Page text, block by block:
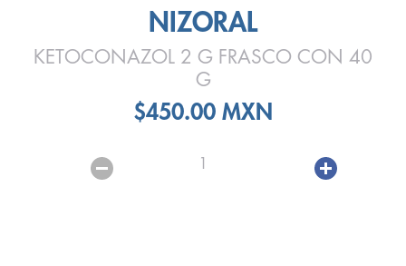
NIZORAL
KETOCONAZOL 2 G FRASCO CON 40
G
$450.00 MXN
1